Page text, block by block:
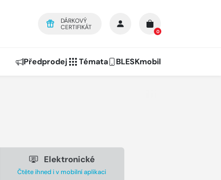
DÁRKOVÝ
CERTIFIKÁT
0
Předprodej Témata BLESKmobil
Elektronické
Čtěte ihned i v mobilní aplikaci